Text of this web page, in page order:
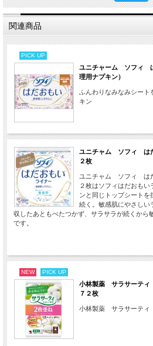
関連商品
PICK UP
ユニチャーム ソフィ
理用ナプキン）
ふんわりなみなみシート
キン
ユニチャム ソフィ は
２枚
ユニチャム ソフィ は
２枚はソフィはだおも
ンと同じトップシートを
続く。敏感肌にやさしい
収したあともべたつかず、サラサラが続くから
です。
NEW PICK UP
小林製薬 サラサーテ
７２枚
小林製薬 サラサーティ